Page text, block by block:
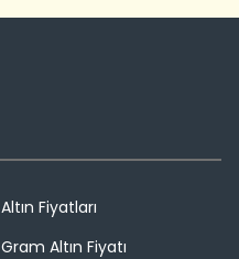
Altın Fiyatları
Gram Altın Fiyatı